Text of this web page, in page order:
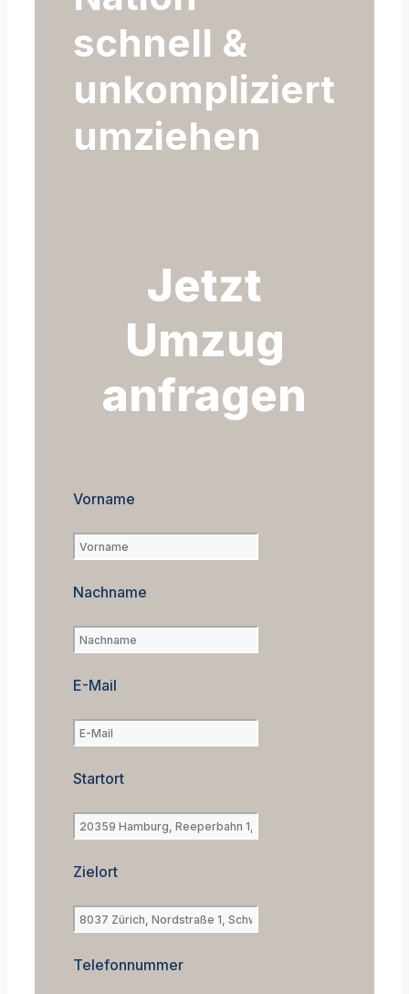
schnell &
unkompliziert
umziehen
Jetzt
Umzug
anfragen
Vorname
Nachname
E-Mail
Startort
Zielort
Telefonnummer